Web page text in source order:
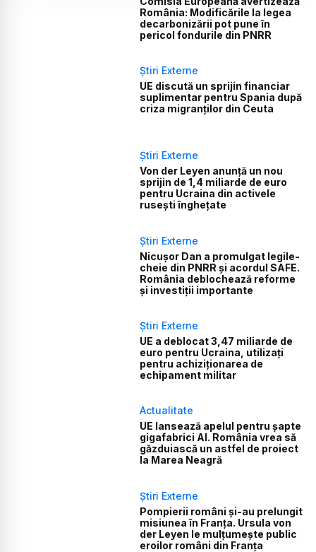
România: Modificările la legea
decarbonizării pot pune în
pericol fondurile din PNRR
Știri Externe
UE discută un sprijin financiar
suplimentar pentru Spania după
criza migranților din Ceuta
Știri Externe
Von der Leyen anunță un nou
sprijin de 1,4 miliarde de euro
pentru Ucraina din activele
rusești înghețate
Știri Externe
Nicușor Dan a promulgat legile-
cheie din PNRR și acordul SAFE.
România deblochează reforme
și investiții importante
Știri Externe
UE a deblocat 3,47 miliarde de
euro pentru Ucraina, utilizați
pentru achiziționarea de
echipament militar
Actualitate
UE lansează apelul pentru șapte
gigafabrici AI. România vrea să
găzduiască un astfel de proiect
la Marea Neagră
Știri Externe
Pompierii români și-au prelungit
misiunea în Franța. Ursula von
der Leyen le mulțumește public
eroilor români din Franța